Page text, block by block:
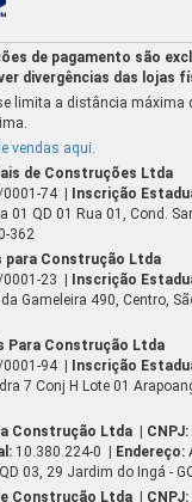
de pagamento são
divergências das lojas
limita a distância máxima
vendas aqui.
de Construções Ltda
74 | Inscrição
01 QD 01 Rua 01, Cond.
362
para Construção Ltda
23 | Inscrição
da Gameleira 490, Centro,
Para Construção Ltda
94 | Inscrição
7 Conj H Lote 01
Construção Ltda
| CNPJ:
10.380.224-0 | Endereço:
03, 29 Jardim do Ingá -
Construção Ltda
| CNPJ: